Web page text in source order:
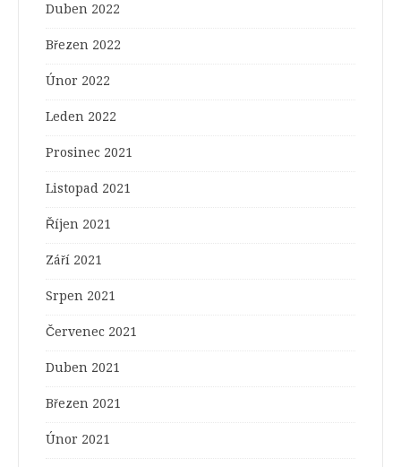
Duben 2022
Březen 2022
Únor 2022
Leden 2022
Prosinec 2021
Listopad 2021
Říjen 2021
Září 2021
Srpen 2021
Červenec 2021
Duben 2021
Březen 2021
Únor 2021